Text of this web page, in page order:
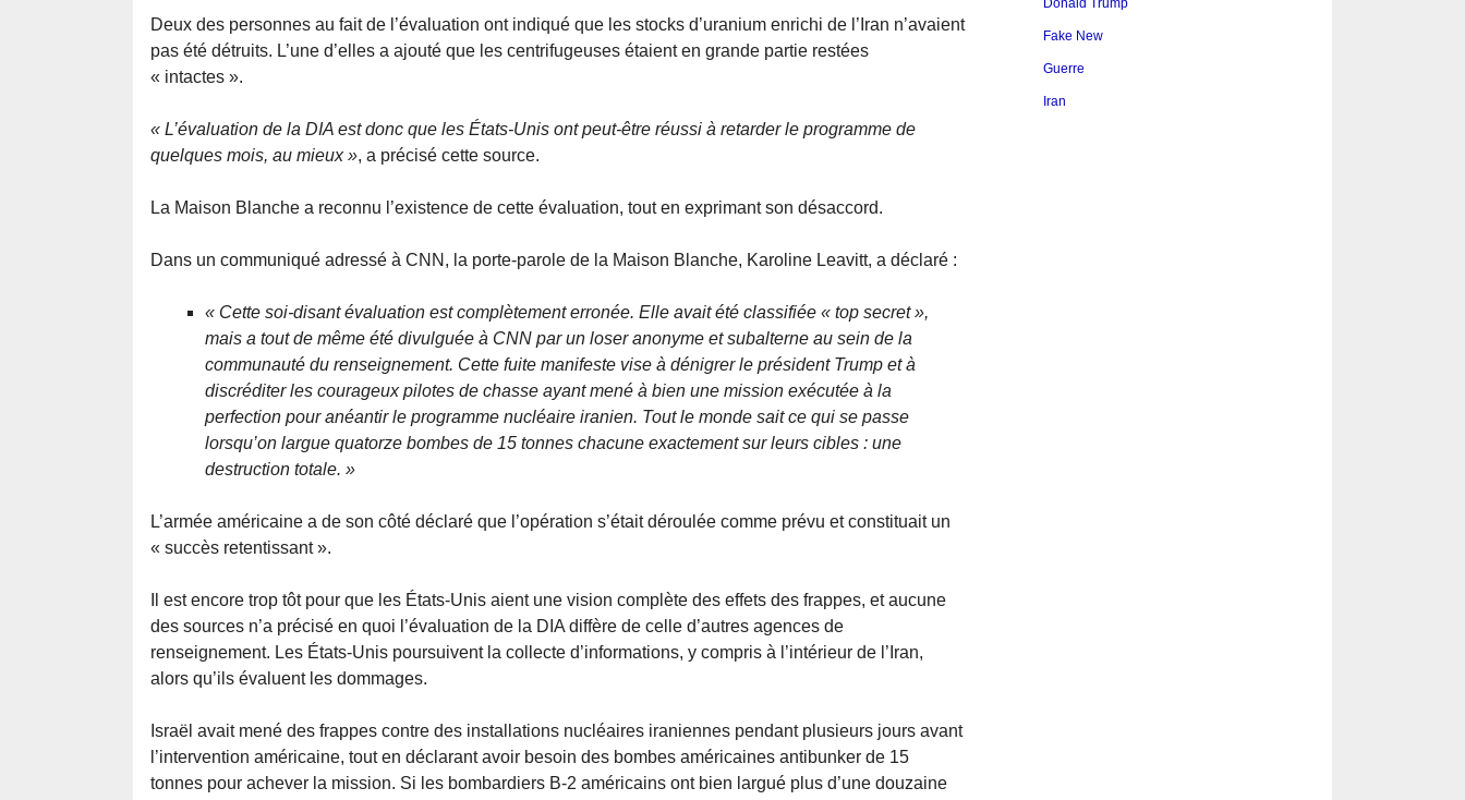
Deux des personnes au fait de l’évaluation ont indiqué que les stocks d’uranium enrichi de l’Iran n’avaient
pas été détruits. L’une d’elles a ajouté que les centrifugeuses étaient en grande partie restées
« intactes ».
« L’évaluation de la DIA est donc que les États-Unis ont peut-être réussi à retarder le programme de
quelques mois, au mieux », a précisé cette source.
La Maison Blanche a reconnu l’existence de cette évaluation, tout en exprimant son désaccord.
Dans un communiqué adressé à CNN, la porte-parole de la Maison Blanche, Karoline Leavitt, a déclaré :
« Cette soi-disant évaluation est complètement erronée. Elle avait été classifiée « top secret »,
mais a tout de même été divulguée à CNN par un loser anonyme et subalterne au sein de la
communauté du renseignement. Cette fuite manifeste vise à dénigrer le président Trump et à
discréditer les courageux pilotes de chasse ayant mené à bien une mission exécutée à la
perfection pour anéantir le programme nucléaire iranien. Tout le monde sait ce qui se passe
lorsqu’on largue quatorze bombes de 15 tonnes chacune exactement sur leurs cibles : une
destruction totale. »
L’armée américaine a de son côté déclaré que l’opération s’était déroulée comme prévu et constituait un
« succès retentissant ».
Il est encore trop tôt pour que les États-Unis aient une vision complète des effets des frappes, et aucune
des sources n’a précisé en quoi l’évaluation de la DIA diffère de celle d’autres agences de
renseignement. Les États-Unis poursuivent la collecte d’informations, y compris à l’intérieur de l’Iran,
alors qu’ils évaluent les dommages.
Israël avait mené des frappes contre des installations nucléaires iraniennes pendant plusieurs jours avant
l’intervention américaine, tout en déclarant avoir besoin des bombes américaines antibunker de 15
tonnes pour achever la mission. Si les bombardiers B-2 américains ont bien largué plus d’une douzaine
Donald Trump
Fake New
Guerre
Iran